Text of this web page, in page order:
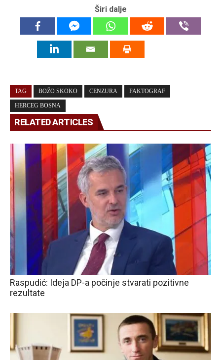
Širi dalje
TAG BOŽO SKOKO CENZURA FAKTOGRAF
HERCEG BOSNA
RELATED ARTICLES
Raspudić: Ideja DP-a počinje stvarati pozitivne
rezultate